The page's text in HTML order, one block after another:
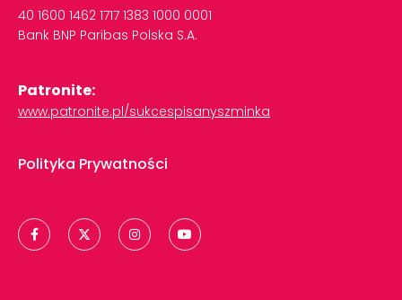
40 1600 1462 1717 1383 1000 0001
Bank BNP Paribas Polska S.A.
Patronite:
www.patronite.pl/sukcespisanyszminka
Polityka Prywatności